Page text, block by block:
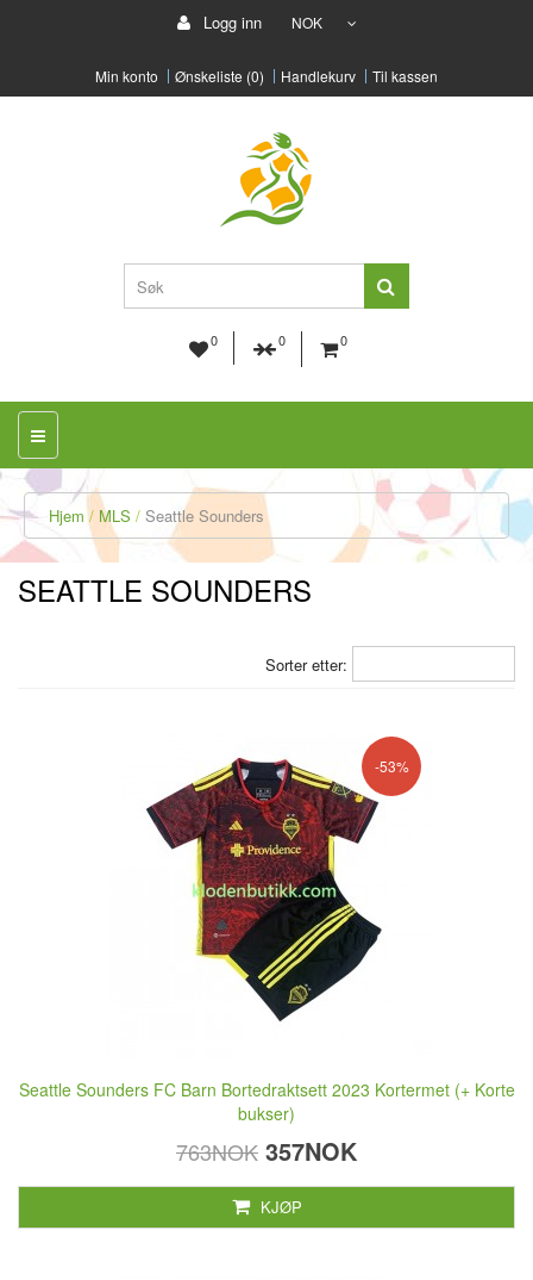
Logg inn NOK
Min konto Ønskeliste (0) Handlekurv Til kassen
0 0 0
Hjem MLS Seattle Sounders
SEATTLE SOUNDERS
Sorter etter:
-53%
Seattle Sounders FC Barn Bortedraktsett 2023 Kortermet (+ Korte
bukser)
763NOK 357NOK
KJØP